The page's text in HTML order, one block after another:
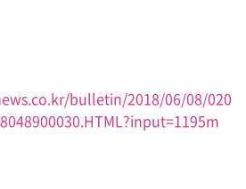
bulletin/2018/06/08/020